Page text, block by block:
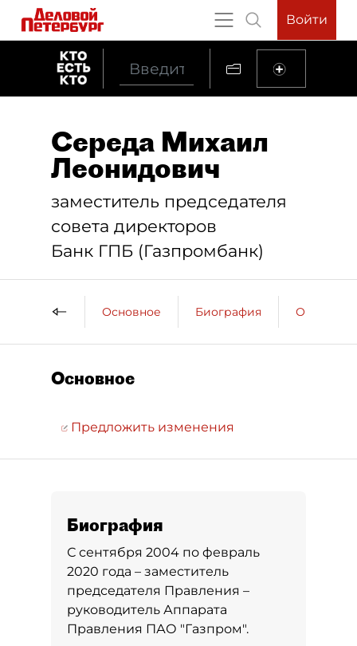
Войти
Середа Михаил
Леонидович
заместитель председателя
совета директоров
Банк ГПБ (Газпромбанк)
Основное Биография
Основное
Предложить изменения
Биография
С сентября 2004 по февраль
2020 года – заместитель
председателя Правления –
руководитель Аппарата
Правления ПАО "Газпром".